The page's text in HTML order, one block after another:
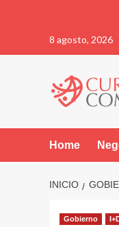
8 agosto, 2026
Home
INICIO
Gobierno